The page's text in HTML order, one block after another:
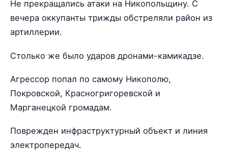
Не прекращались атаки на Никопольщину. С
вечера оккупанты трижды обстреляли район из
артиллерии.
Столько же было ударов дронами-камикадзе.
Агрессор попал по самому Никополю,
Покровской, Красногригоревской и
Марганецкой громадам.
Поврежден инфраструктурный объект и линия
электропередач.